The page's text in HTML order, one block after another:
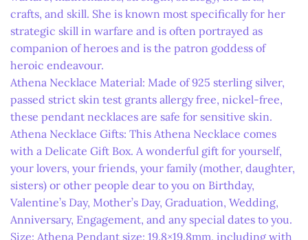
crafts, and skill. She is known most specifically for her
strategic skill in warfare and is often portrayed as
companion of heroes and is the patron goddess of
heroic endeavour.
Athena Necklace Material: Made of 925 sterling silver,
passed strict skin test grants allergy free, nickel-free,
these pendant necklaces are safe for sensitive skin.
Athena Necklace Gifts: This Athena Necklace comes
with a Delicate Gift Box. A wonderful gift for yourself,
your lovers, your friends, your family (mother, daughter,
sisters) or other people dear to you on Birthday,
Valentine’s Day, Mother’s Day, Graduation, Wedding,
Anniversary, Engagement, and any special dates to you.
Size: Athena Pendant size: 19.8×19.8mm, including with